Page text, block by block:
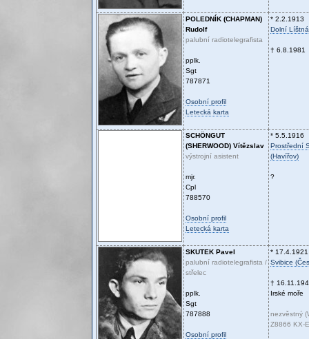
POLEDNÍK (CHAPMAN)
Rudolf
palubní radiotelegrafista
pplk.
Sgt
787871
Osobní profil
Letecká karta
* 2.2.1913
Dolní
† 6.8.1981
SCHÖNGUT
(SHERWOOD) Vítězslav
výstrojní asistent
mjr.
Cpl
788570
Osobní profil
Letecká karta
* 5.5.1916
Prostřední
(Havířov)
?
SKUTEK Pavel
palubní radiotelegrafista /
střelec
pplk.
Sgt
787888
Osobní profil
* 17.4.1921
Svibice
†
Irské moře
nezvěstný
Z8866 KX-